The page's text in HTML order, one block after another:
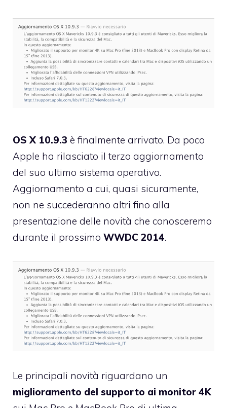
OS X 10.9.3 è finalmente arrivato. Da poco
Apple ha rilasciato il terzo aggiornamento
del suo ultimo sistema operativo.
Aggiornamento a cui, quasi sicuramente,
non ne succederanno altri fino alla
presentazione delle novità che conosceremo
durante il prossimo WWDC 2014.
Le principali novità riguardano un
miglioramento del supporto ai monitor 4K